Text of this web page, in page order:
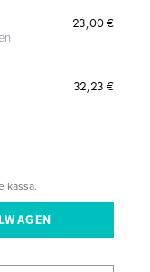
23,00 €
32,23 €
kassa.